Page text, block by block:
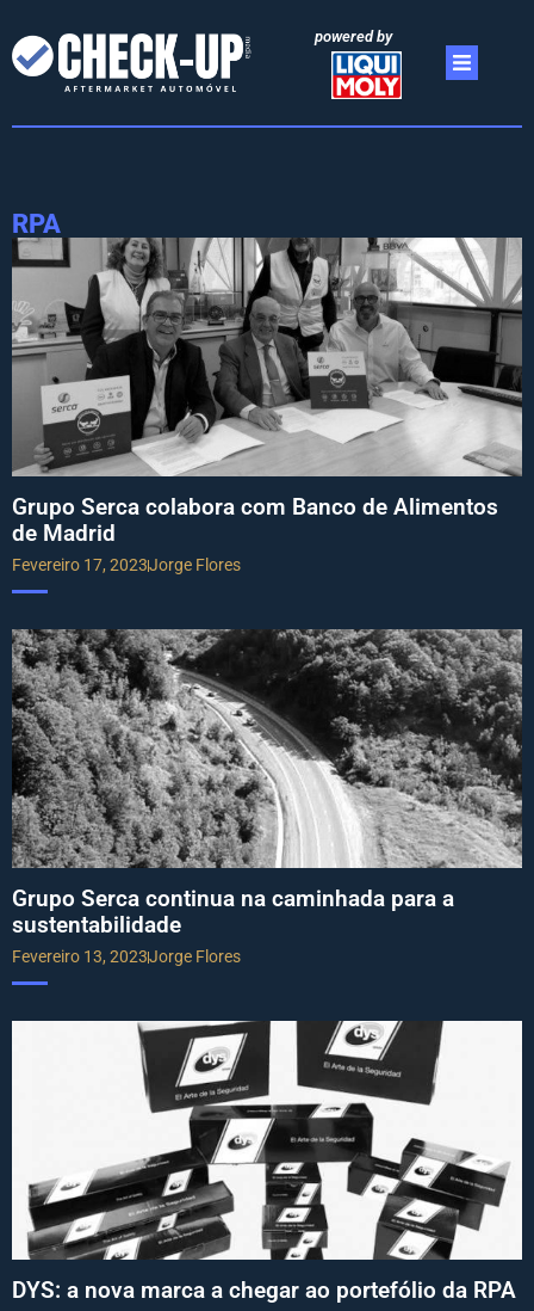
powered by
RPA
Grupo Serca colabora com Banco de Alimentos
de Madrid
Fevereiro 17, 2023Jorge Flores
Grupo Serca continua na caminhada para a
sustentabilidade
Fevereiro 13, 2023Jorge Flores
DYS: a nova marca a chegar ao portefólio da RPA